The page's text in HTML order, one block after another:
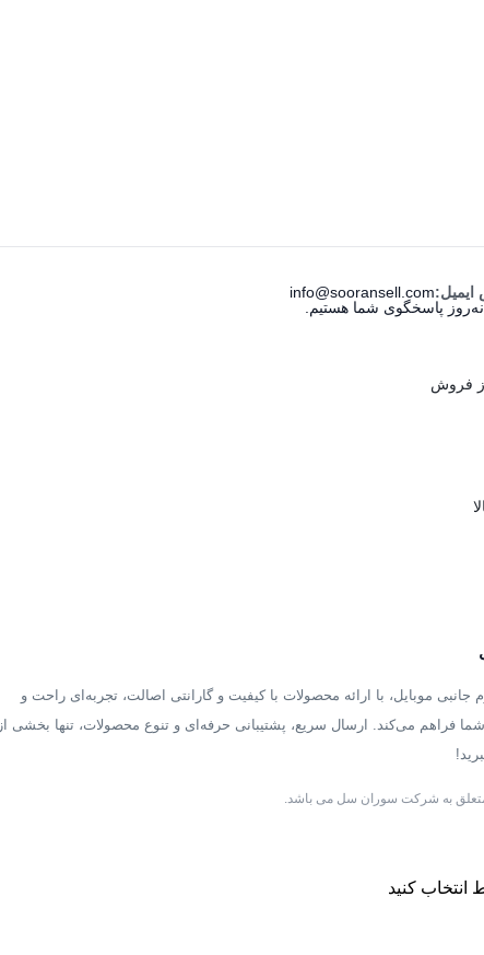
ایمیل:info@sooransell.com
فروش
موبایل، با ارائه محصولات با کیفیت و گارانتی اصالت، تجربه‌ای راحت و
فراهم می‌کند. ارسال سریع، پشتیبانی حرفه‌ای و تنوع محصولات، تنها بخشی از
به شرکت سوران سل می باشد.
انتخاب کنید